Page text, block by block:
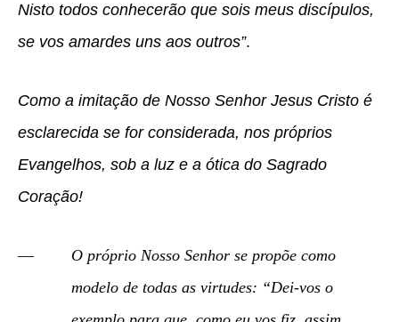
Nisto todos conhecerão que sois meus discípulos,
se vos amardes uns aos outros”.
Como a imitação de Nosso Senhor Jesus Cristo é
esclarecida se for considerada, nos próprios
Evangelhos, sob a luz e a ótica do Sagrado
Coração!
O próprio Nosso Senhor se propõe como
modelo de todas as virtudes: “Dei-vos o